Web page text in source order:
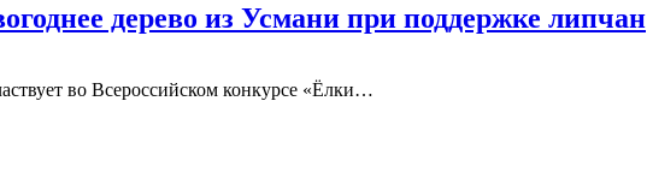
дерево из Усмани при поддержке липчан
во Всероссийском конкурсе «Ёлки…